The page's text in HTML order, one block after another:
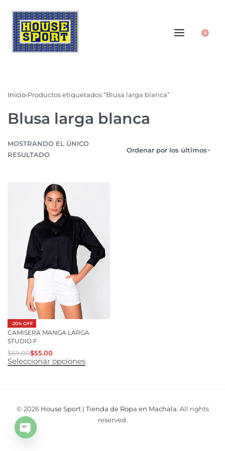
0
Inicio›Productos etiquetados “Blusa larga blanca”
Blusa larga blanca
MOSTRANDO EL ÚNICO
RESULTADO
Ordenar por los últimos
-20% OFF
CAMISERA MANGA LARGA
STUDIO F
$69.00$55.00
Seleccionar opciones
© 2026 House Sport | Tienda de Ropa en Machala. All rights
reserved.
Open